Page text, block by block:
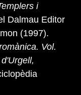
i
Dalmau Editor
(1997).
Vol.